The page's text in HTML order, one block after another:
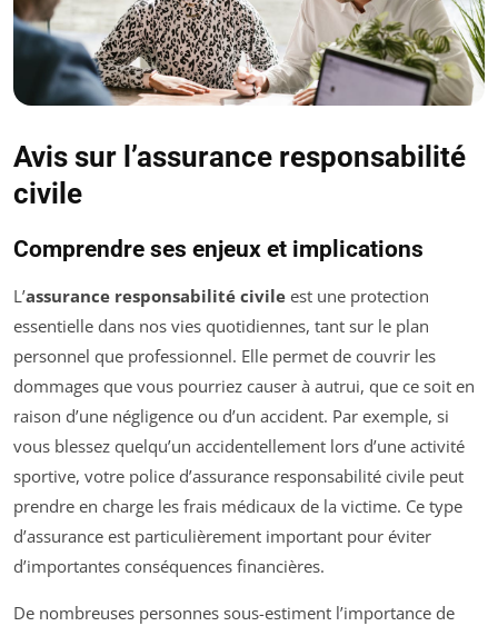
Avis sur l’assurance responsabilité
civile
Comprendre ses enjeux et implications
L’assurance responsabilité civile est une protection
essentielle dans nos vies quotidiennes, tant sur le plan
personnel que professionnel. Elle permet de couvrir les
dommages que vous pourriez causer à autrui, que ce soit en
raison d’une négligence ou d’un accident. Par exemple, si
vous blessez quelqu’un accidentellement lors d’une activité
sportive, votre police d’assurance responsabilité civile peut
prendre en charge les frais médicaux de la victime. Ce type
d’assurance est particulièrement important pour éviter
d’importantes conséquences financières.
De nombreuses personnes sous-estiment l’importance de